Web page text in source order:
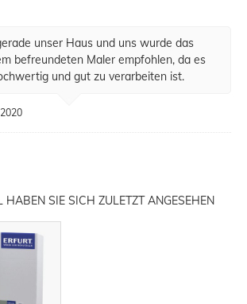
unser Haus und uns wurde das
befreundeten Maler empfohlen, da es
und gut zu verarbeiten ist.
HABEN SIE SICH ZULETZT ANGESEHEN